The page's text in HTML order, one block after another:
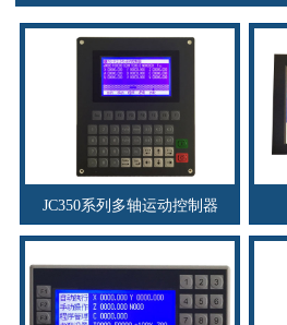
JC350系列多轴运动控制器